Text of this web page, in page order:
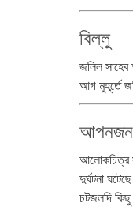
বিল্লু
জলিল সাহেব
আগ মুহূর্তে
আপনজন
আলোকচিত্র
দুর্ঘটনা
চটজলদি কিছু